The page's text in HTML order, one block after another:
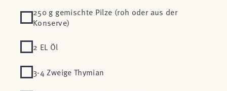
250 g gemischte Pilze (roh oder aus der
Konserve)
2 EL Öl
3-4 Zweige Thymian